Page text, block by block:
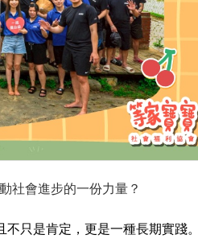
社會進步的一份力量？
只是肯定，更是一種長期實踐。